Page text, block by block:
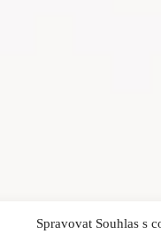
Spravovat Souhlas s